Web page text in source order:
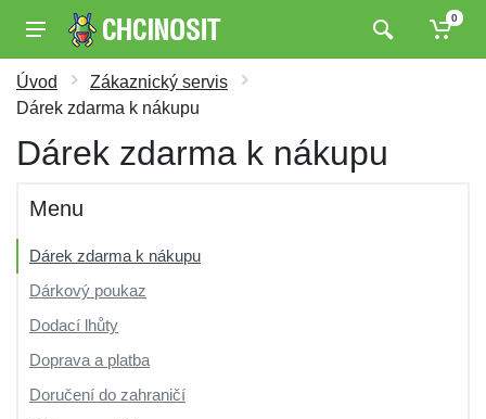
0
Úvod
Zákaznický servis
Dárek zdarma k nákupu
Dárek zdarma k nákupu
Menu
Dárek zdarma k nákupu
Dárkový poukaz
Dodací lhůty
Doprava a platba
Doručení do zahraničí